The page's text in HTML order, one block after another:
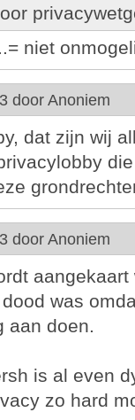
niet
door Anoniem
dat zijn wij
door Anoniem
was
aan doen.
is al even
zo hard